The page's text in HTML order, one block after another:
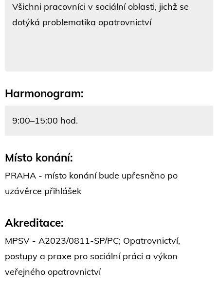
Všichni pracovníci v sociální oblasti, jichž se
dotýká problematika opatrovnictví
Harmonogram:
9:00–15:00 hod.
Místo konání:
PRAHA - místo konání bude upřesněno po
uzávěrce přihlášek
Akreditace:
MPSV - A2023/0811-SP/PC; Opatrovnictví,
postupy a praxe pro sociální práci a výkon
veřejného opatrovnictví